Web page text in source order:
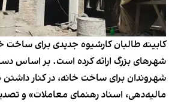
کابینه طالبان کارشیوه جدیدی برای ساخت
شهرهای بزرگ ارائه کرده است. بر اساس
شهروندان برای ساخت خانه، در کنار
مالیه‌دهی، اسناد رهنمای معاملات» و